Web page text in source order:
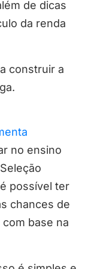
de dicas
da renda
construir a
no ensino
possível ter
chances de
base na